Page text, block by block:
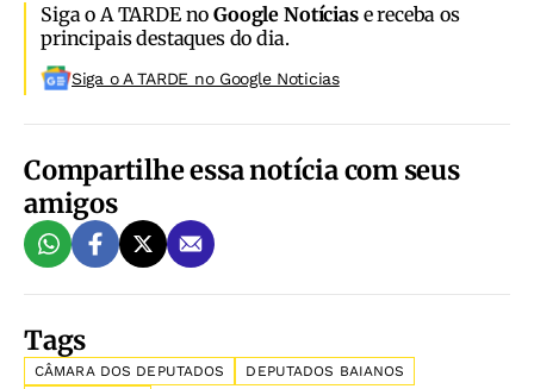
Siga o A TARDE noGoogle Notíciase receba os
principais destaques do dia.
Siga o A TARDE no Google Noticias
Compartilhe essa notícia com seus
amigos
Tags
CÂMARA DOS DEPUTADOS
DEPUTADOS BAIANOS